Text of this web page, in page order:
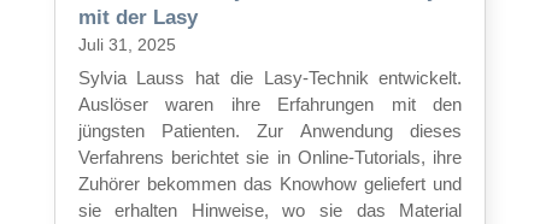
mit der Lasy
Juli 31, 2025
Sylvia Lauss hat die Lasy-Technik entwickelt.
Auslöser waren ihre Erfahrungen mit den
jüngsten Patienten. Zur Anwendung dieses
Verfahrens berichtet sie in Online-Tutorials, ihre
Zuhörer bekommen das Knowhow geliefert und
sie erhalten Hinweise, wo sie das Material